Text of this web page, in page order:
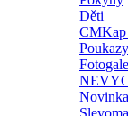
Děti
CMKap
Poukazy